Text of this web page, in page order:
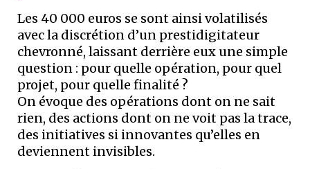
Les 40 000 euros se sont ainsi volatilisés
avec la discrétion d’un prestidigitateur
chevronné, laissant derrière eux une simple
question : pour quelle opération, pour quel
projet, pour quelle finalité ?
On évoque des opérations dont on ne sait
rien, des actions dont on ne voit pas la trace,
des initiatives si innovantes qu’elles en
deviennent invisibles.